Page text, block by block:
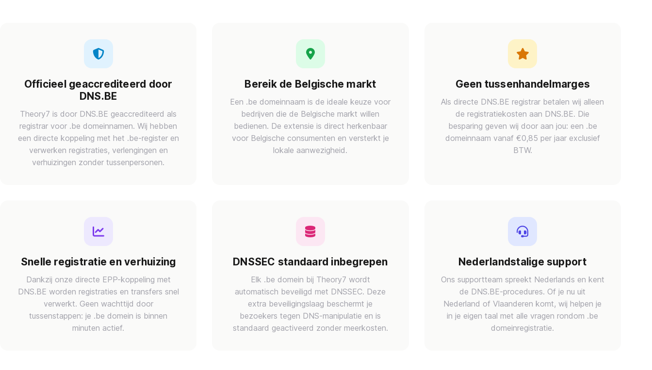
Officieel geaccrediteerd door
DNS.BE
Theory7 is door DNS.BE geaccrediteerd als
registrar voor .be domeinnamen. Wij hebben
een directe koppeling met het .be-register en
verwerken registraties, verlengingen en
verhuizingen zonder tussenpersonen.
Bereik de Belgische markt
Een .be domeinnaam is de ideale keuze voor
bedrijven die de Belgische markt willen
bedienen. De extensie is direct herkenbaar
voor Belgische consumenten en versterkt je
lokale aanwezigheid.
Geen tussenhandelmarges
Als directe DNS.BE registrar betalen wij alleen
de registratiekosten aan DNS.BE. Die
besparing geven wij door aan jou: een .be
domeinnaam vanaf €0,85 per jaar exclusief
BTW.
Snelle registratie en verhuizing
Dankzij onze directe EPP-koppeling met
DNS.BE worden registraties en transfers snel
verwerkt. Geen wachttijd door
tussenstappen: je .be domein is binnen
minuten actief.
DNSSEC standaard inbegrepen
Elk .be domein bij Theory7 wordt
automatisch beveiligd met DNSSEC. Deze
extra beveiligingslaag beschermt je
bezoekers tegen DNS-manipulatie en is
standaard geactiveerd zonder meerkosten.
Nederlandstalige support
Ons supportteam spreekt Nederlands en kent
de DNS.BE-procedures. Of je nu uit
Nederland of Vlaanderen komt, wij helpen je
in je eigen taal met alle vragen rondom .be
domeinregistratie.